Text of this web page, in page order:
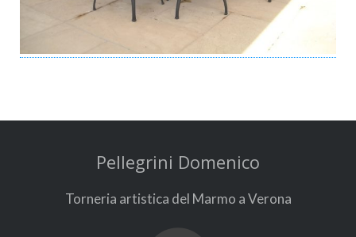
Pellegrini Domenico
Torneria artistica del Marmo a Verona